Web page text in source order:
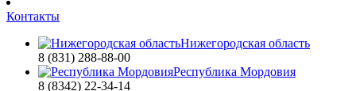
Контакты
Нижегородская область
8 (831) 288-88-00
Республика Мордовия
8 (8342) 22-34-14